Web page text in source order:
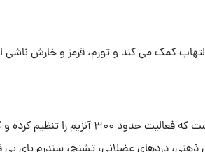
کمک می کند و تورم، قرمز و خارش ناشی
منیزیم یکی از مهم ترین مواد معدنی مورد نیاز بدن است